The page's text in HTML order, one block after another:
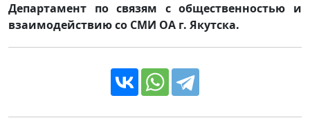
Департамент по связям с общественностью и
взаимодействию со СМИ ОА г. Якутска.